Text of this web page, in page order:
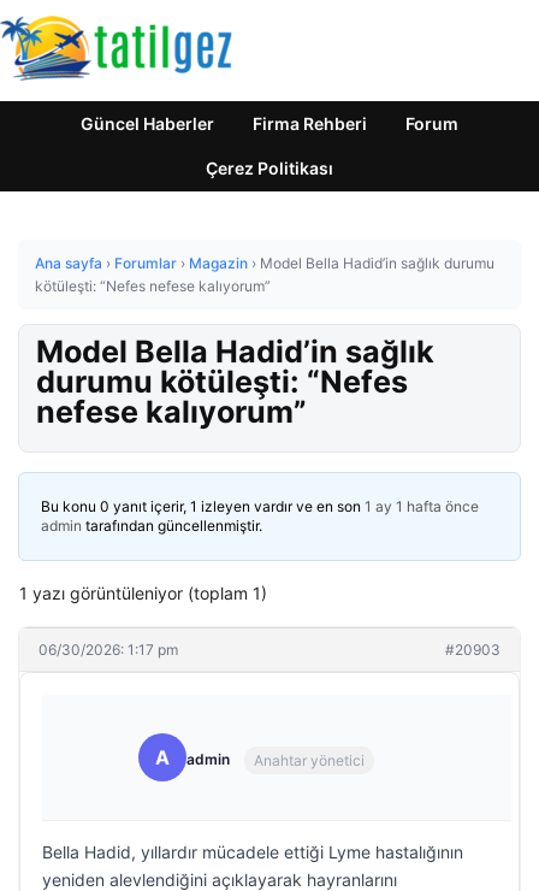
Güncel Haberler Firma Rehberi Forum
Çerez Politikası
Ana sayfa › Forumlar › Magazin › Model Bella Hadid’in sağlık durumu
kötüleşti: “Nefes nefese kalıyorum”
Model Bella Hadid’in sağlık
durumu kötüleşti: “Nefes
nefese kalıyorum”
Bu konu 0 yanıt içerir, 1 izleyen vardır ve en son 1 ay 1 hafta önce
admin tarafından güncellenmiştir.
1 yazı görüntüleniyor (toplam 1)
06/30/2026: 1:17 pm #20903
A admin Anahtar yönetici
Bella Hadid, yıllardır mücadele ettiği Lyme hastalığının
yeniden alevlendiğini açıklayarak hayranlarını